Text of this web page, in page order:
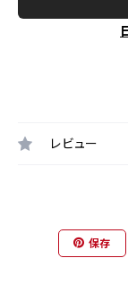
レビュー
保存